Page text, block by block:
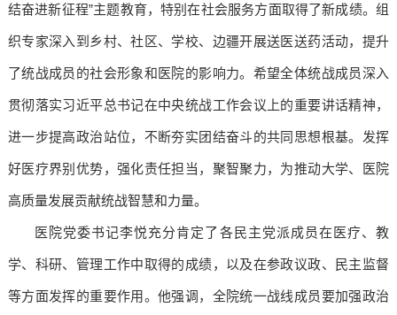
结奋进新征程”主题教育，特别在社会服务方面取得了新成绩。组
织专家深入到乡村、社区、学校、边疆开展送医送药活动，提升
了统战成员的社会形象和医院的影响力。希望全体统战成员深入
贯彻落实习近平总书记在中央统战工作会议上的重要讲话精神，
进一步提高政治站位，不断夯实团结奋斗的共同思想根基。发挥
好医疗界别优势，强化责任担当，聚智聚力，为推动大学、医院
高质量发展贡献统战智慧和力量。
医院党委书记李悦充分肯定了各民主党派成员在医疗、教
学、科研、管理工作中取得的成绩，以及在参政议政、民主监督
等方面发挥的重要作用。他强调，全院统一战线成员要加强政治